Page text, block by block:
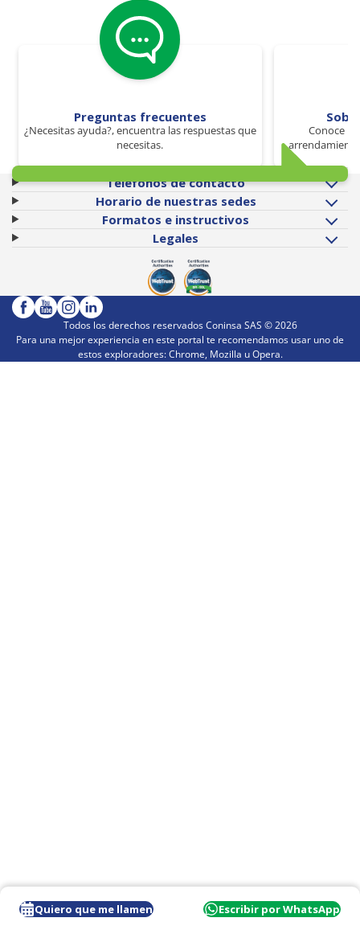
Quiero que me llamen Escribir por WhatsApp
Preguntas frecuentes
¿Necesitas ayuda?, encuentra las respuestas que
necesitas.
Conoce
Teléfonos de contacto
Horario de nuestras sedes
Formatos e instructivos
Legales
Todos los derechos reservados Coninsa SAS ©2026
Para una mejor experiencia en este portal te recomendamos usar uno de
estos exploradores: Chrome, Mozilla u Opera.